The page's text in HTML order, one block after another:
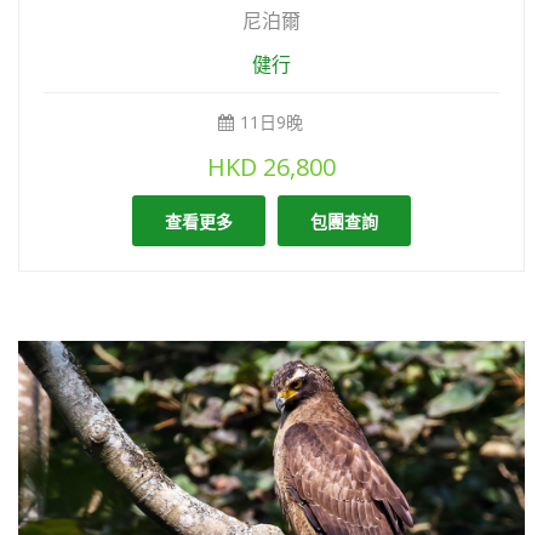
尼泊爾
健行
11日9晚
HKD 26,800
查看更多 包團查詢